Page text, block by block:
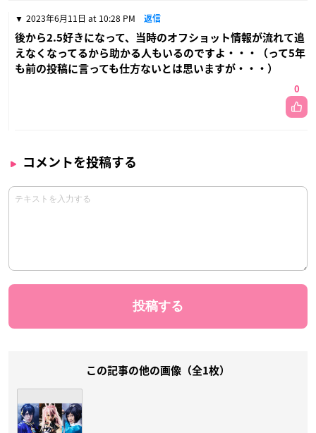
2023年6月11日 at 10:28 PM 返信
後から2.5好きになって、当時のオフショット情報が流れて追
えなくなってるから助かる人もいるのですよ・・・（って5年
も前の投稿に言っても仕方ないとは思いますが・・・）
0
コメントを投稿する
この記事の他の画像（全1枚）